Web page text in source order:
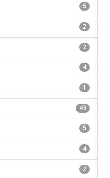
5
2
2
4
1
43
5
4
2